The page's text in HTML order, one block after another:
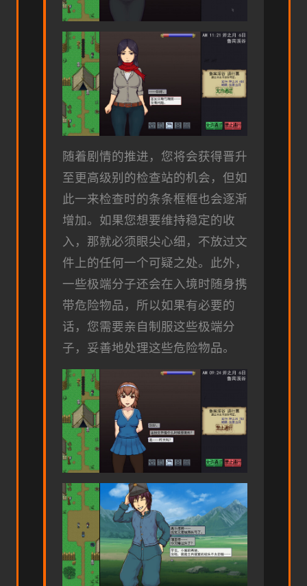
随着剧情的推进，您将会获得晋升
至更高级别的检查站的机会，但如
此一来检查时的条条框框也会逐渐
增加。如果您想要维持稳定的收
入，那就必须眼尖心细，不放过文
件上的任何一个可疑之处。此外，
一些极端分子还会在入境时随身携
带危险物品，所以如果有必要的
话，您需要亲自制服这些极端分
子，妥善地处理这些危险物品。